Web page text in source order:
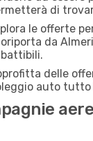
di
le offerte
da
delle
auto tutto